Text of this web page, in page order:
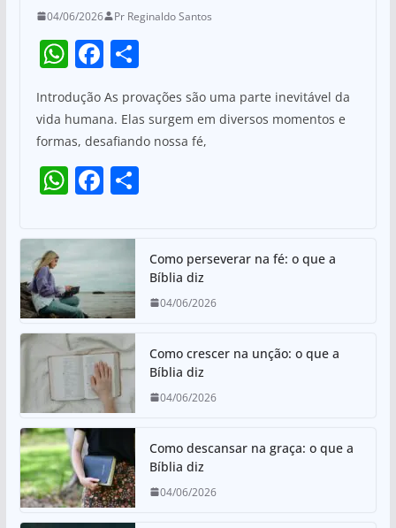
04/06/2026 Pr Reginaldo Santos
W
h
at
s
A
p
F
c
e
b
o
k
S
ar
e
Introdução As provações são uma parte inevitável da
vida humana. Elas surgem em diversos momentos e
formas, desafiando nossa fé,
W
at
A
p
p
F
c
e
b
o
o
k
S
e
Como perseverar na fé: o que a
Bíblia diz
04/06/2026
Como crescer na unção: o que a
Bíblia diz
04/06/2026
Como descansar na graça: o que a
Bíblia diz
04/06/2026